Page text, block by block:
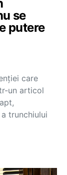
se
putere
care
un articol
trunchiului